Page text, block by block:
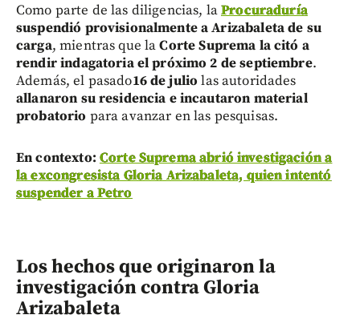
Como parte de las diligencias, laProcuraduría
suspendió provisionalmente a Arizabaleta de su
carga, mientras que laCorte Suprema la citó a
rendir indagatoria el próximo 2 de septiembre.
Además, el pasado16 de julio las autoridades
allanaron su residencia e incautaron material
probatorio para avanzar en las pesquisas.
En contexto: Corte Suprema abrió investigación a
la excongresista Gloria Arizabaleta, quien intentó
suspender a Petro
Los hechos que originaron la
investigación contra Gloria
Arizabaleta